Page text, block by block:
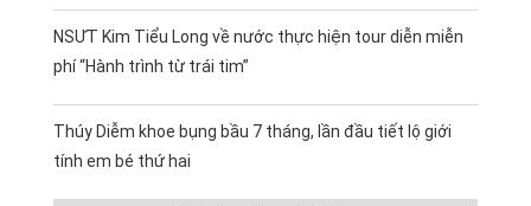
NSƯT Kim Tiểu Long về nước thực hiện tour diễn miễn
phí “Hành trình từ trái tim”
Thúy Diễm khoe bụng bầu 7 tháng, lần đầu tiết lộ giới
tính em bé thứ hai